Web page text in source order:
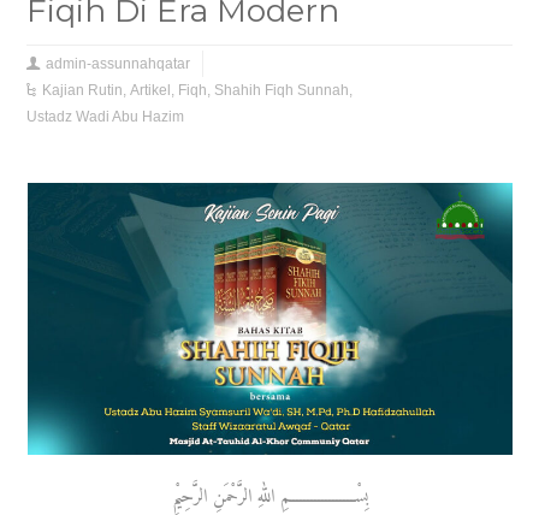
Fiqih Di Era Modern
admin-assunnahqatar
Kajian Rutin ,Artikel Fiqh Shahih Fiqh Sunnah
Ustadz Wadi Abu Hazim
بِسْــــــــــــــــــمِ اللهِ الرَّحْمَنِ الرَّحِيْمِ